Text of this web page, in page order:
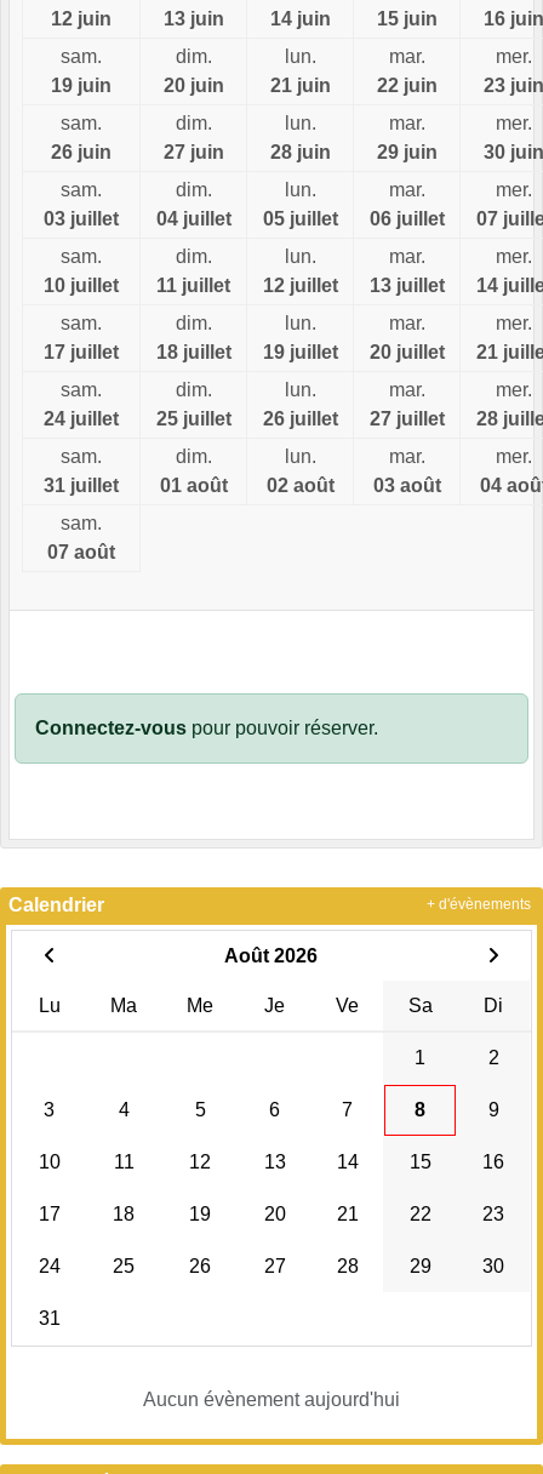
12 juin 13 juin 14 juin 15 juin
16 juin
sam.
19 juin
dim.
20 juin
lun.
21 juin
mar.
22 juin
mer.
23 juin
sam.
26 juin
dim.
27 juin
lun.
28 juin
mar.
29 juin
mer.
30 juin
sam.
03 juillet
dim.
04 juillet
lun.
05 juillet
mar.
06 juillet
mer.
07
sam.
10 juillet
dim.
11 juillet
lun.
12 juillet
mar.
13 juillet
mer.
14
sam.
17 juillet
dim.
18 juillet
lun.
19 juillet
mar.
20 juillet
mer.
21
sam.
24 juillet
dim.
25 juillet
lun.
26 juillet
mar.
27 juillet
mer.
28
sam.
31 juillet
dim.
01 août
lun.
02 août
mar.
03 août
mer.
04
sam.
07 août
Connectez-vous pour pouvoir réserver.
Calendrier
Août 2026
Lu Ma Me Je Ve Sa Di
1 2
3 4 5 6 7 8 9
10 11 12 13 14 15 16
17 18 19 20 21 22 23
24 25 26 27 28 29 30
31
Aucun évènement aujourd'hui
+ d'évènements